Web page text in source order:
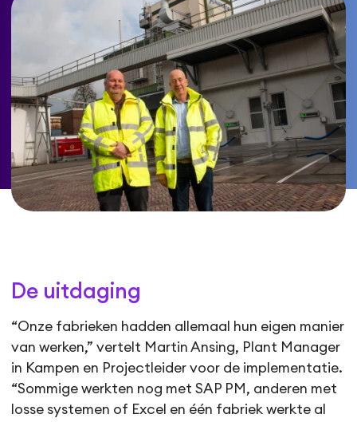
De uitdaging
“Onze fabrieken hadden allemaal hun eigen manier
van werken,” vertelt Martin Ansing, Plant Manager
in Kampen en Projectleider voor de implementatie.
“Sommige werkten nog met SAP PM, anderen met
losse systemen of Excel en één fabriek werkte al